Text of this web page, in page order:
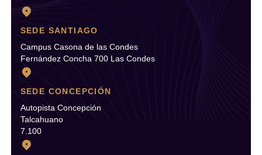
SEDE SANTIAGO
Campus Casona de las Condes
Fernández Concha 700 Las Condes
SEDE CONCEPCIÓN
Autopista Concepción
Talcahuano
7.100